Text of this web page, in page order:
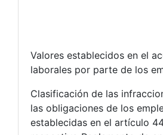
Valores establecidos en el
laborales por parte de los
Clasificación de las
las obligaciones de los
establecidas en el artículo